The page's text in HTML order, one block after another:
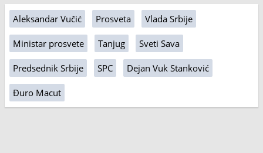
Aleksandar Vučić Prosveta Vlada Srbije
Ministar prosvete Tanjug Sveti Sava
Predsednik Srbije SPC Dejan Vuk Stanković
Đuro Macut